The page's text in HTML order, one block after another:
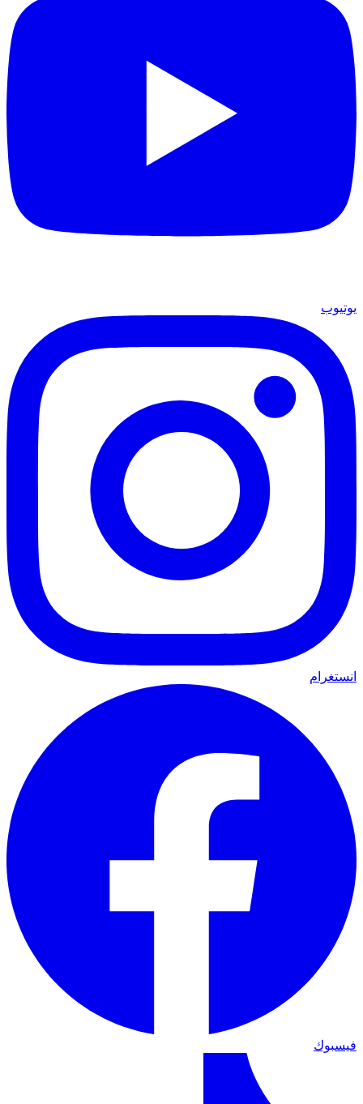
يوتيوب
انستغرام
فيسبوك